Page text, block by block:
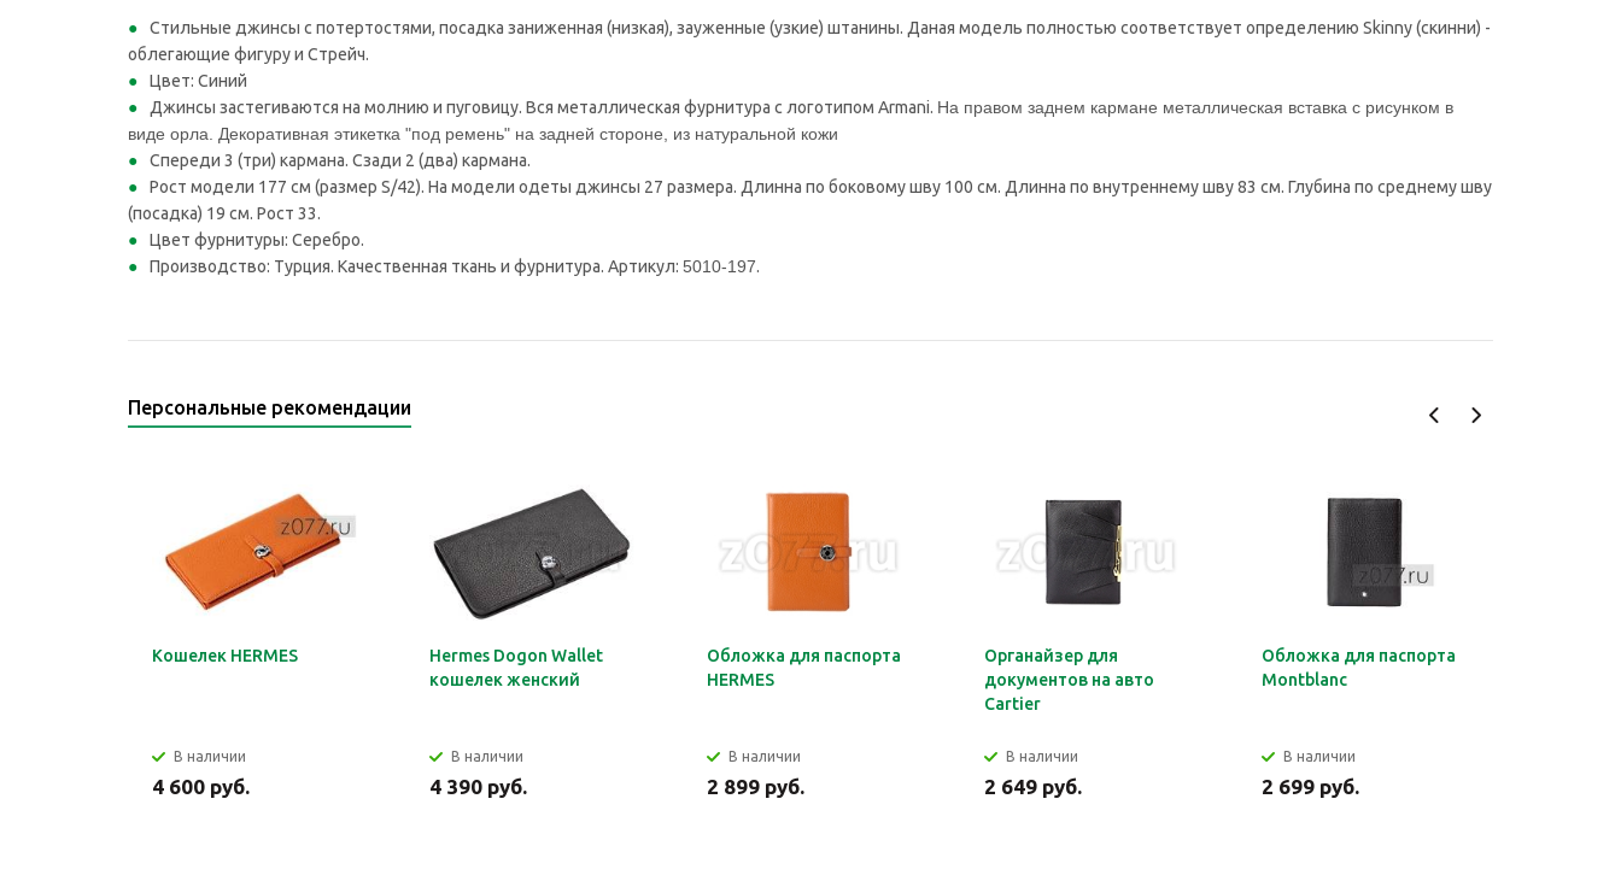
Стильные джинсы с потертостями, посадка заниженная (низкая), зауженные (узкие) штанины. Даная модель полностью соответствует определению Skinny (скинни) -
облегающие фигуру и Стрейч.
Цвет: Синий
Джинсы застегиваются на молнию и пуговицу. Вся металлическая фурнитура с логотипом Armani. На правом заднем кармане металлическая вставка с рисунком в
виде орла. Декоративная этикетка "под ремень" на задней стороне, из натуральной кожи
Спереди 3 (три) кармана. Сзади 2 (два) кармана.
Рост модели 177 см (размер S/42). На модели одеты джинсы 27 размера. Длинна по боковому шву 100 см. Длинна по внутреннему шву 83 см. Глубина по среднему шву
(посадка) 19 см. Рост 33.
Цвет фурнитуры: Серебро.
Производство: Турция. Качественная ткань и фурнитура. Артикул: 5010-197.
Персональные рекомендации
Кошелек HERMES
В наличии
4 600 руб.
Hermes Dogon Wallet
кошелек женский
В наличии
4 390 руб.
Обложка для паспорта
HERMES
В наличии
2 899 руб.
Органайзер для
документов на авто
Cartier
В наличии
2 649 руб.
Обложка для паспорта
Montblanc
В наличии
2 699 руб.